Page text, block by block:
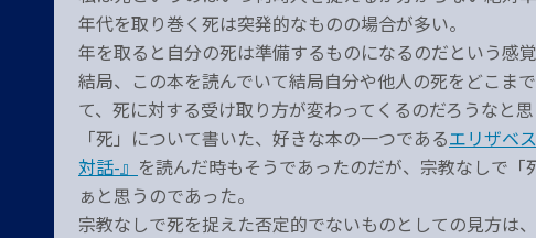
年代を取り巻く死は突発的なものの場合が多い。
年を取ると自分の死は準備するものになるのだという感
結局、この本を読んでいて結局自分や他人の死をどこま
て、死に対する受け取り方が変わってくるのだろうなと思
「死」について書いた、好きな本の一つであるエリザベ
対話-』 を読んだ時もそうであったのだが、宗教なしで
ぁと思うのであった。
宗教なしで死を捉えた否定的でないものとしての見方は